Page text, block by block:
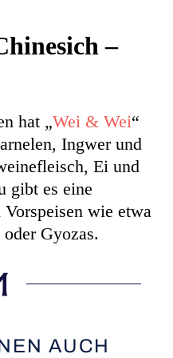
–
hat „Wei & Wei“
Ingwer und
Ei und
gibt es eine
wie etwa
Gyozas.
AUCH